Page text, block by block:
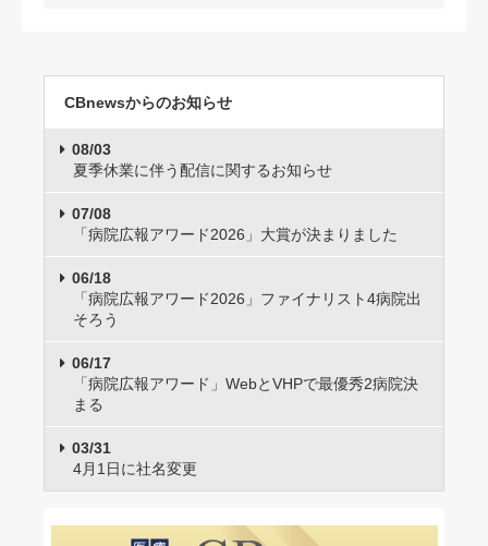
CBnewsからのお知らせ
08/03
夏季休業に伴う配信に関するお知らせ
07/08
「病院広報アワード2026」大賞が決まりました
06/18
「病院広報アワード2026」ファイナリスト4病院出
そろう
06/17
「病院広報アワード」WebとVHPで最優秀2病院決
まる
03/31
4月1日に社名変更